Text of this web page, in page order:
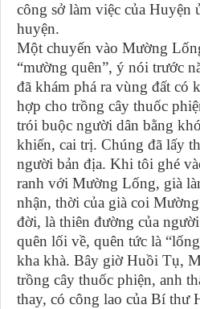
công sở làm việc của Huyện
huyện.
Một chuyến vào Mường
“mường quên”, ý nói trước
đã khám phá ra vùng đất có
hợp cho trồng cây thuốc
trói buộc người dân bằng
khiến, cai trị. Chúng đã lấy
người bản địa. Khi tôi ghé
ranh với Mường Lống, già
nhận, thời của già coi
đời, là thiên đường của
quên lối về, quên tức là
kha khà. Bây giờ Huồi Tụ,
trồng cây thuốc phiện, anh
thay, có công lao của Bí thư